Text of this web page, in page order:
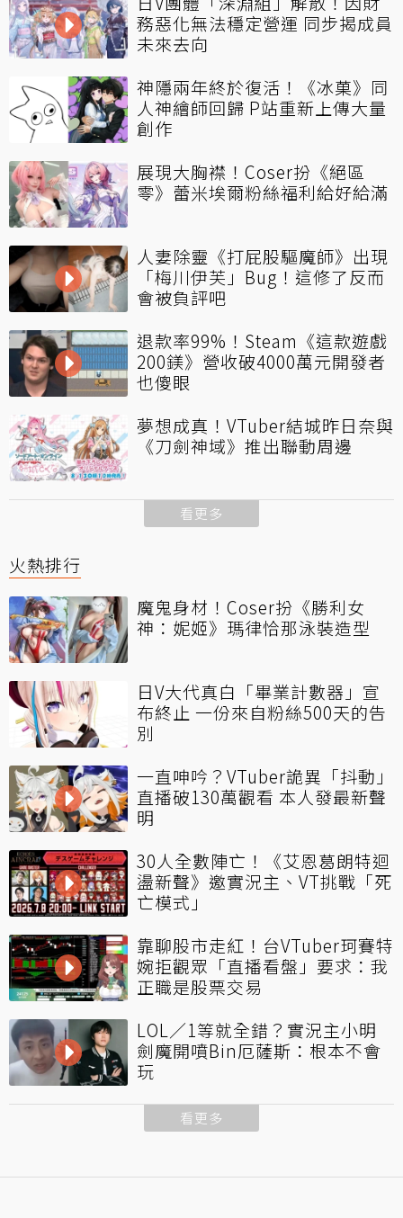
務惡化無法穩定營運 同步揭成員
未來去向
神隱兩年終於復活！《冰菓》同
人神繪師回歸 P站重新上傳大量
創作
展現大胸襟！Coser扮《絕區
零》蕾米埃爾粉絲福利給好給滿
人妻除靈《打屁股驅魔師》出現
「梅川伊芙」Bug！這修了反而
會被負評吧
退款率99%！Steam《這款遊戲
200鎂》營收破4000萬元開發者
也傻眼
夢想成真！VTuber結城昨日奈與
《刀劍神域》推出聯動周邊
看更多
火熱排行
魔鬼身材！Coser扮《勝利女
神：妮姬》瑪律恰那泳裝造型
日V大代真白「畢業計數器」宣
布終止 一份來自粉絲500天的告
別
一直呻吟？VTuber詭異「抖動」
直播破130萬觀看 本人發最新聲
明
30人全數陣亡！《艾恩葛朗特迴
盪新聲》邀實況主、VT挑戰「死
亡模式」
靠聊股市走紅！台VTuber珂賽特
婉拒觀眾「直播看盤」要求：我
正職是股票交易
LOL／1等就全錯？實況主小明
劍魔開噴Bin厄薩斯：根本不會
玩
看更多